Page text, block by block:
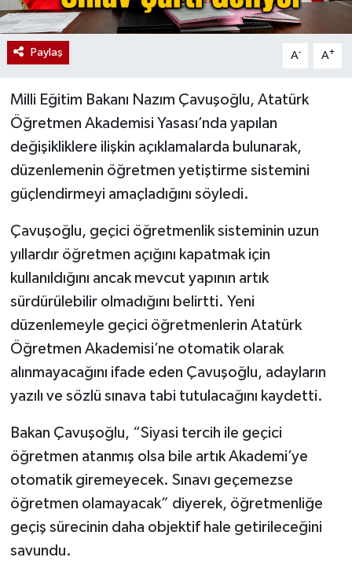
Paylaş A- A+
Milli Eğitim Bakanı Nazım Çavuşoğlu, Atatürk
Öğretmen Akademisi Yasası’nda yapılan
değişikliklere ilişkin açıklamalarda bulunarak,
düzenlemenin öğretmen yetiştirme sistemini
güçlendirmeyi amaçladığını söyledi.
Çavuşoğlu, geçici öğretmenlik sisteminin uzun
yıllardır öğretmen açığını kapatmak için
kullanıldığını ancak mevcut yapının artık
sürdürülebilir olmadığını belirtti. Yeni
düzenlemeyle geçici öğretmenlerin Atatürk
Öğretmen Akademisi’ne otomatik olarak
alınmayacağını ifade eden Çavuşoğlu, adayların
yazılı ve sözlü sınava tabi tutulacağını kaydetti.
Bakan Çavuşoğlu, “Siyasi tercih ile geçici
öğretmen atanmış olsa bile artık Akademi’ye
otomatik giremeyecek. Sınavı geçemezse
öğretmen olamayacak” diyerek, öğretmenliğe
geçiş sürecinin daha objektif hale getirileceğini
savundu.